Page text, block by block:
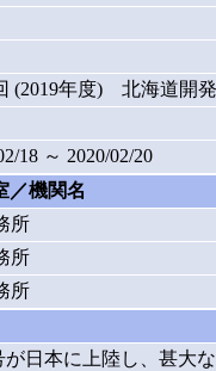
(2019年度) 北海道開
18 ～ 2020/02/20
／機関名
所
所
所
が日本に上陸し、甚大